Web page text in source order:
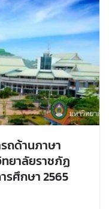
ถด้านภาษา
ยาลัยราชภัฏ
รศึกษา 2565